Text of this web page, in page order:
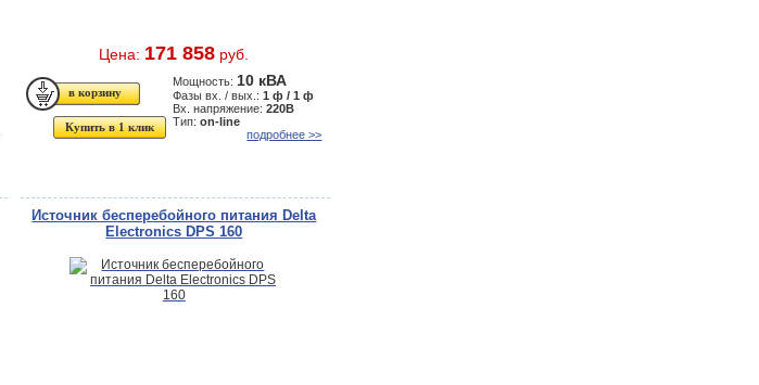
Цена: 171 858 руб.
Купить в 1 клик
Мощность: 10 кВА
Фазы вх. / вых.:1 ф / 1 ф
Вх. напряжение:220В
Тип:on-line
подробнее >>
Источник бесперебойного питания Delta
Electronics DPS 160